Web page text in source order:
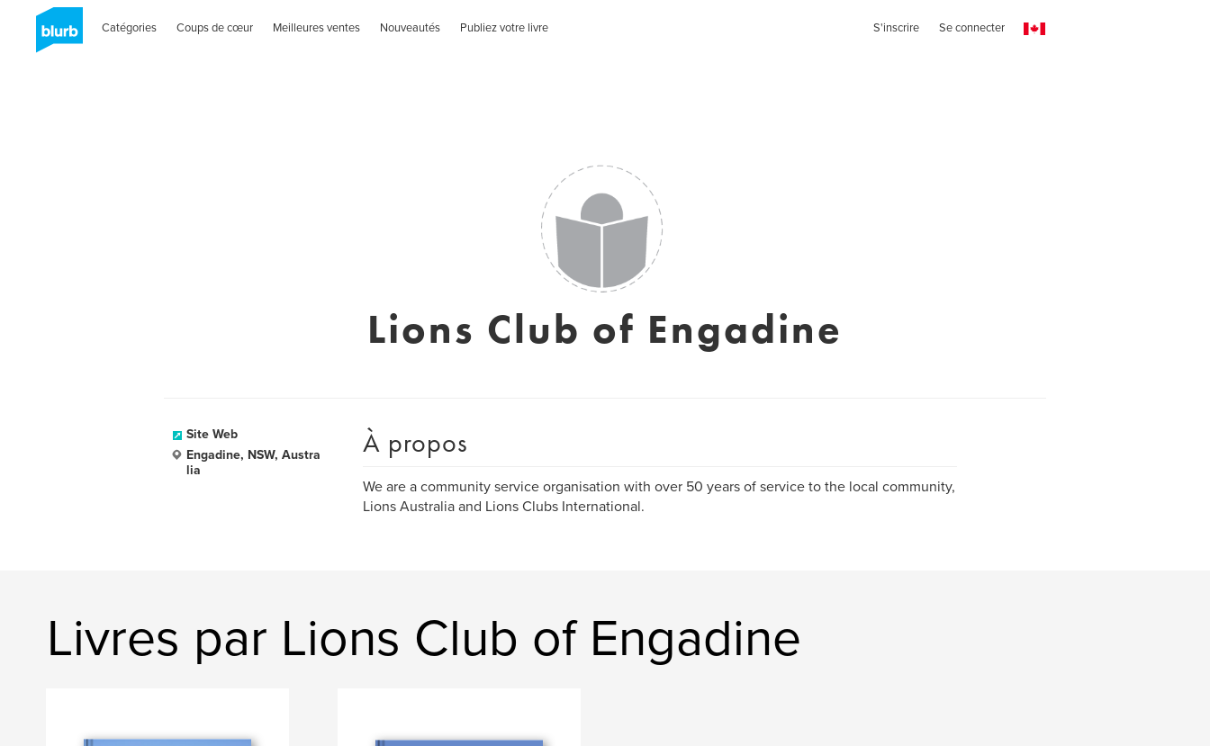
Catégories Coups de cœur Meilleures ventes Nouveautés Publiez votre livre S'inscrire Se connecter
Lions Club of Engadine
Site Web
Engadine, NSW, Austra
lia
À propos
We are a community service organisation with over 50 years of service to the local community,
Lions Australia and Lions Clubs International.
Livres par Lions Club of Engadine